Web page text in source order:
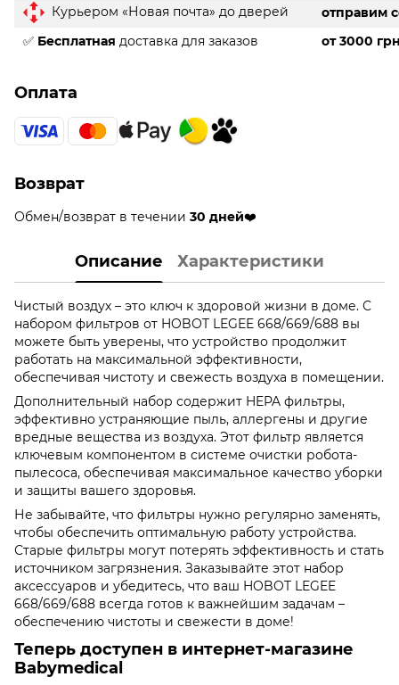
Курьером «Новая почта» до дверей
отправим
✅ Бесплатная доставка для заказов от 3000
Оплата
Возврат
Обмен/возврат в течении 30 дней❤️
Описание Характеристики
Чистый воздух – это ключ к здоровой жизни в доме. С
набором фильтров от HOBOT LEGEE 668/669/688 вы
можете быть уверены, что устройство продолжит
работать на максимальной эффективности,
обеспечивая чистоту и свежесть воздуха в помещении.
Дополнительный набор содержит HEPA фильтры,
эффективно устраняющие пыль, аллергены и другие
вредные вещества из воздуха. Этот фильтр является
ключевым компонентом в системе очистки робота-
пылесоса, обеспечивая максимальное качество уборки
и защиты вашего здоровья.
Не забывайте, что фильтры нужно регулярно заменять,
чтобы обеспечить оптимальную работу устройства.
Старые фильтры могут потерять эффективность и стать
источником загрязнения. Заказывайте этот набор
аксессуаров и убедитесь, что ваш HOBOT LEGEE
668/669/688 всегда готов к важнейшим задачам –
обеспечению чистоты и свежести в доме!
Теперь доступен в интернет-магазине
Babymedical